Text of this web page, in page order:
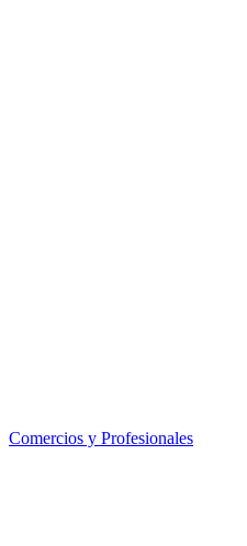
Comercios y Profesionales